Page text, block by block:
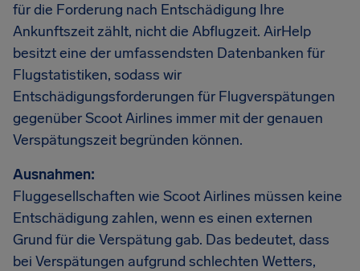
für die Forderung nach Entschädigung Ihre
Ankunftszeit zählt, nicht die Abflugzeit. AirHelp
besitzt eine der umfassendsten Datenbanken für
Flugstatistiken, sodass wir
Entschädigungsforderungen für Flugverspätungen
gegenüber Scoot Airlines immer mit der genauen
Verspätungszeit begründen können.
Ausnahmen:
Fluggesellschaften wie Scoot Airlines müssen keine
Entschädigung zahlen, wenn es einen externen
Grund für die Verspätung gab. Das bedeutet, dass
bei Verspätungen aufgrund schlechten Wetters,